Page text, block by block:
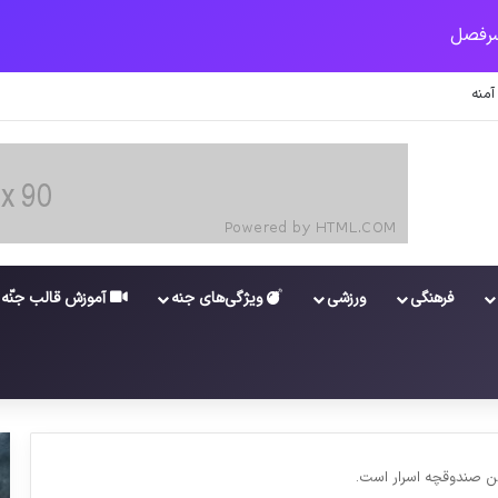
فرهنگی ورزشی ویژگی‌های جنه آموزش قالب جنّه
صندوقچه اسرار است.